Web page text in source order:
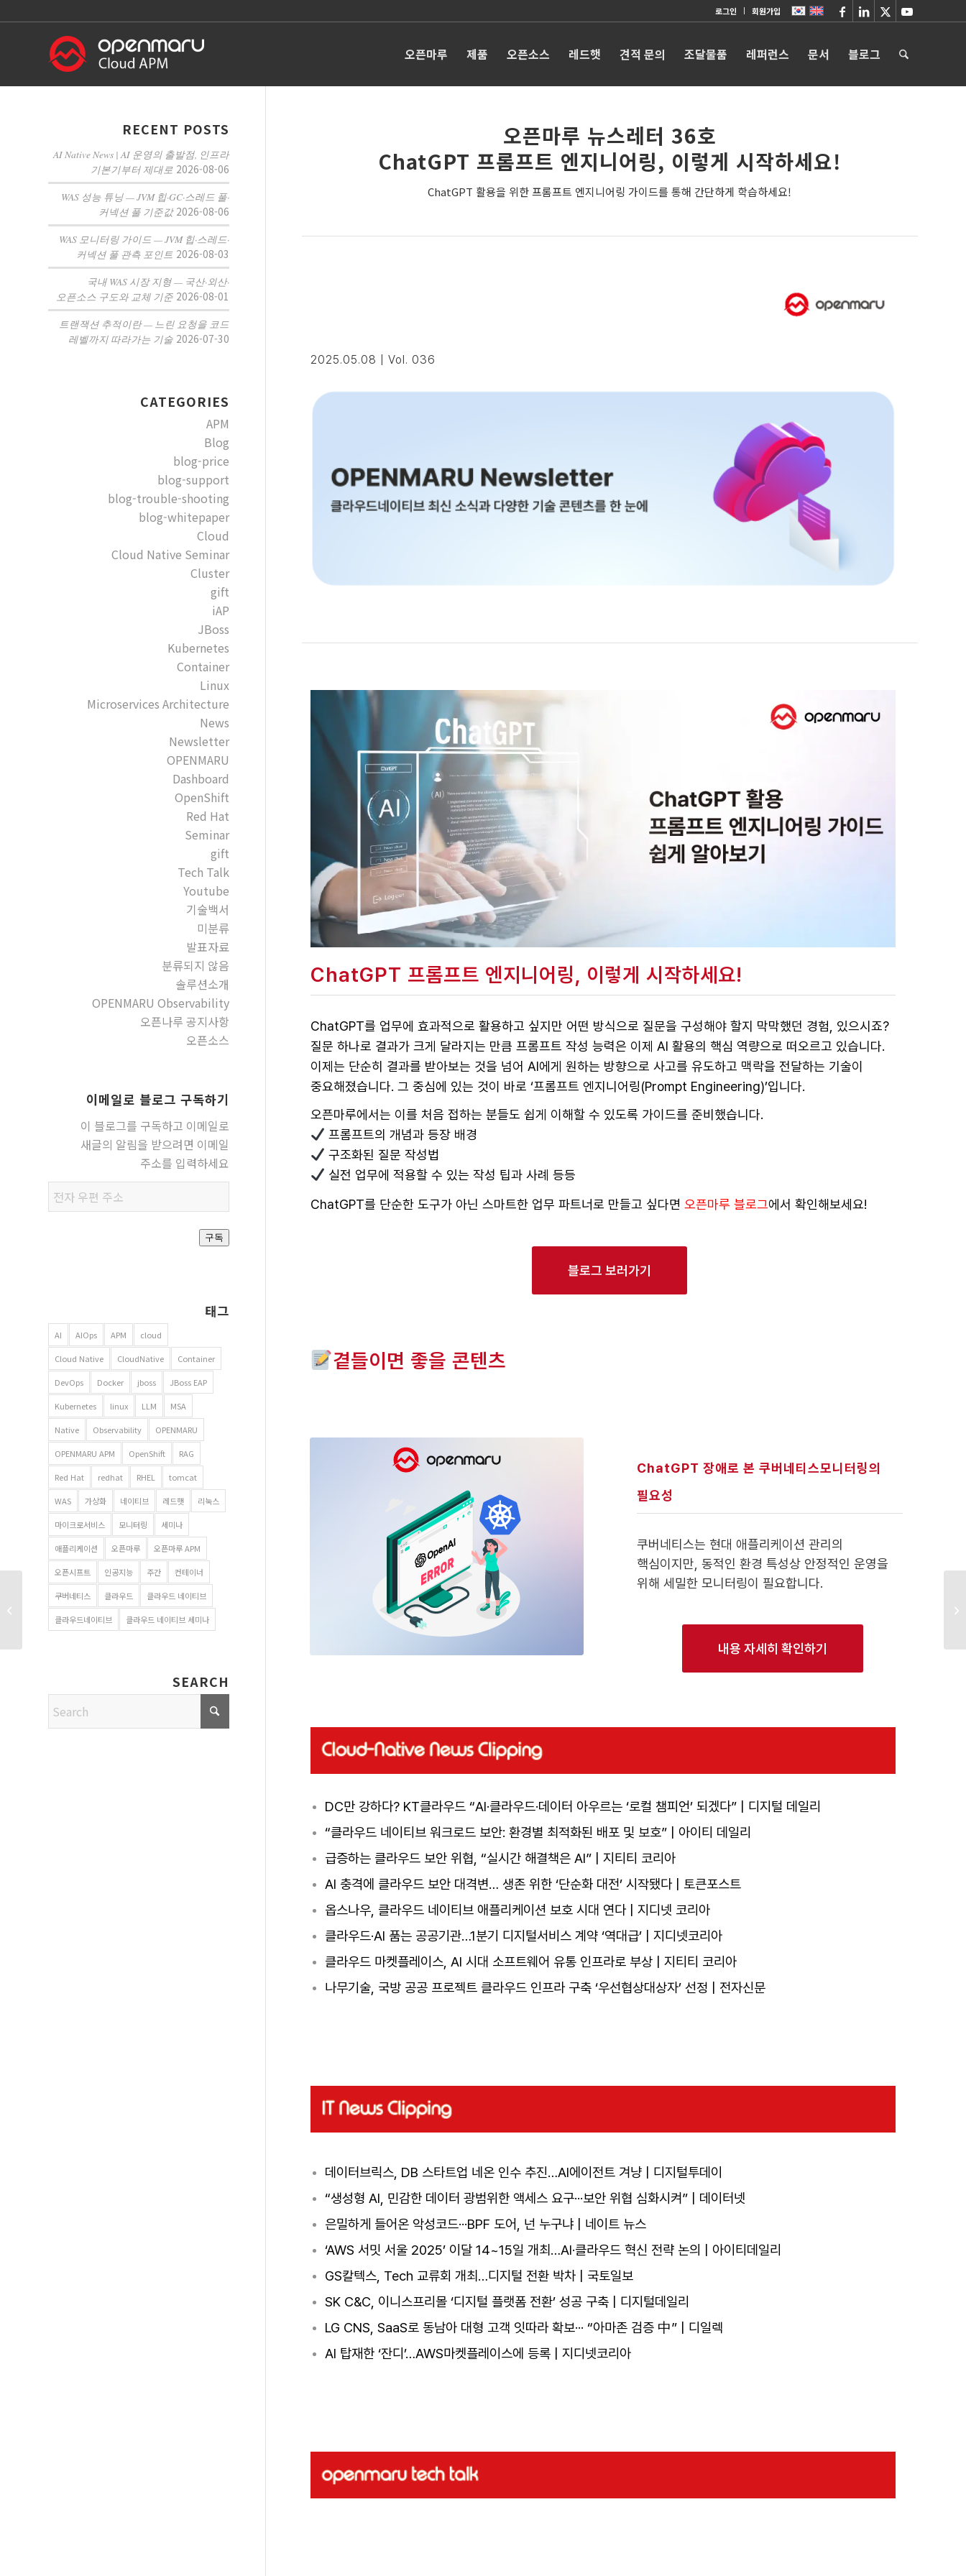
로그인 회원가입
오픈마루 제품 오픈소스 레드햇 견적 문의 조달물품 레퍼런스 문서 블로그
오픈마루 뉴스레터 36호
ChatGPT 프롬프트 엔지니어링, 이렇게 시작하세요!
ChatGPT 활용을 위한 프롬프트 엔지니어링 가이드를 통해 간단하게 학습하세요!
2025.05.08 | Vol. 036
ChatGPT 프롬프트 엔지니어링, 이렇게 시작하세요!
ChatGPT를 업무에 효과적으로 활용하고 싶지만 어떤 방식으로 질문을 구성해야 할지 막막했던 경험, 있으시죠?
질문 하나로 결과가 크게 달라지는 만큼 프롬프트 작성 능력은 이제 AI 활용의 핵심 역량으로 떠오르고 있습니다.
이제는 단순히 결과를 받아보는 것을 넘어 AI에게 원하는 방향으로 사고를 유도하고 맥락을 전달하는 기술이
중요해졌습니다. 그 중심에 있는 것이 바로 ‘프롬프트 엔지니어링(Prompt Engineering)’입니다.
오픈마루에서는 이를 처음 접하는 분들도 쉽게 이해할 수 있도록 가이드를 준비했습니다.
프롬프트의 개념과 등장 배경
구조화된 질문 작성법
실전 업무에 적용할 수 있는 작성 팁과 사례 등등
ChatGPT를 단순한 도구가 아닌 스마트한 업무 파트너로 만들고 싶다면 오픈마루 블로그에서 확인해보세요!
블로그 보러가기
곁들이면 좋을 콘텐츠
ChatGPT 장애로 본 쿠버네티스모니터링의
필요성
쿠버네티스는 현대 애플리케이션 관리의
핵심이지만, 동적인 환경 특성상 안정적인 운영을
위해 세밀한 모니터링이 필요합니다.
내용 자세히 확인하기
DC만 강하다? KT클라우드 “AI·클라우드·데이터 아우르는 ‘로컬 챔피언’ 되겠다” | 디지털 데일리
“클라우드 네이티브 워크로드 보안: 환경별 최적화된 배포 및 보호” | 아이티 데일리
급증하는 클라우드 보안 위협, “실시간 해결책은 AI” | 지티티 코리아
AI 충격에 클라우드 보안 대격변… 생존 위한 ‘단순화 대전’ 시작됐다 | 토큰포스트
옵스나우, 클라우드 네이티브 애플리케이션 보호 시대 연다 | 지디넷 코리아
클라우드·AI 품는 공공기관…1분기 디지털서비스 계약 ‘역대급’ | 지디넷코리아
클라우드 마켓플레이스, AI 시대 소프트웨어 유통 인프라로 부상 | 지티티 코리아
나무기술, 국방 공공 프로젝트 클라우드 인프라 구축 ‘우선협상대상자’ 선정 | 전자신문
데이터브릭스, DB 스타트업 네온 인수 추진…AI에이전트 겨냥 | 디지털투데이
“생성형 AI, 민감한 데이터 광범위한 액세스 요구···보안 위협 심화시켜” | 데이터넷
은밀하게 들어온 악성코드···BPF 도어, 넌 누구냐 | 네이트 뉴스
‘AWS 서밋 서울 2025’ 이달 14~15일 개최…AI·클라우드 혁신 전략 논의 | 아이티데일리
GS칼텍스, Tech 교류회 개최…디지털 전환 박차 | 국토일보
SK C&C, 이니스프리몰 ‘디지털 플랫폼 전환’ 성공 구축 | 디지털데일리
LG CNS, SaaS로 동남아 대형 고객 잇따라 확보··· “아마존 검증 中” | 디일렉
AI 탑재한 ‘잔디’…AWS마켓플레이스에 등록 | 지디넷코리아
RECENT POSTS
AI Native News | AI 운영의 출발점, 인프라
기본기부터 제대로 2026-08-06
WAS 성능 튜닝 — JVM 힙·GC·스레드 풀·
커넥션 풀 기준값 2026-08-06
WAS 모니터링 가이드 — JVM 힙·스레드·
커넥션 풀 관측 포인트 2026-08-03
국내 WAS 시장 지형 — 국산·외산·
오픈소스 구도와 교체 기준 2026-08-01
트랜잭션 추적이란 — 느린 요청을 코드
레벨까지 따라가는 기술 2026-07-30
CATEGORIES
APM
Blog
blog-price
blog-support
blog-trouble-shooting
blog-whitepaper
Cloud
Cloud Native Seminar
Cluster
gift
iAP
JBoss
Kubernetes
Container
Linux
Microservices Architecture
News
Newsletter
OPENMARU
Dashboard
OpenShift
Red Hat
Seminar
gift
Tech Talk
Youtube
기술백서
미분류
발표자료
분류되지 않음
솔루션소개
OPENMARU Observability
오픈나루 공지사항
오픈소스
이메일로 블로그 구독하기
이 블로그를 구독하고 이메일로
새글의 알림을 받으려면 이메일
주소를 입력하세요
우편
주소
구독
태그
AI AIOps APM cloud
Cloud Native CloudNative Container
DevOps Docker jboss JBoss EAP
Kubernetes linux LLM MSA
Native Observability OPENMARU
OPENMARU APM OpenShift RAG
Red Hat redhat RHEL tomcat
WAS 가상화 네이티브 레드햇 리눅스
마이크로서비스 모니터링 세미나
애플리케이션 오픈마루 오픈마루 APM
오픈시프트 인공지능 주간 컨테이너
쿠버네티스 클라우드 클라우드 네이티브
클라우드네이티브 클라우드 네이티브 세미나
SEARCH
올해 1분기, 사람들이
가장 많이 본
OPENMARU 콘텐츠는?